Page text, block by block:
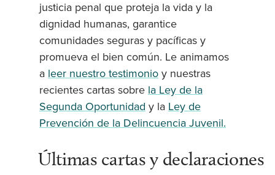
justicia penal que proteja la vida y la
dignidad humanas, garantice
comunidades seguras y pacíficas y
promueva el bien común. Le animamos
a leer nuestro testimonio y nuestras
recientes cartas sobre la Ley de la
Segunda Oportunidad y la Ley de
Prevención de la Delincuencia Juvenil.
Últimas cartas y declaraciones